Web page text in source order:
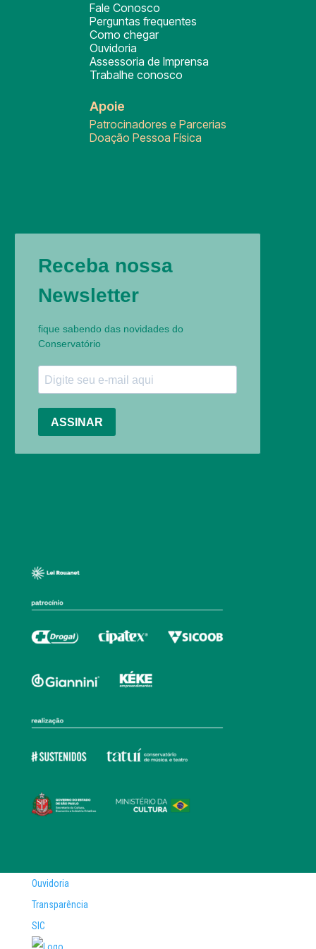
Fale Conosco
Perguntas frequentes
Como chegar
Ouvidoria
Assessoria de Imprensa
Trabalhe conosco
Apoie
Patrocinadores e Parcerias
Doação Pessoa Física
Ouvidoria
Transparência
SIC